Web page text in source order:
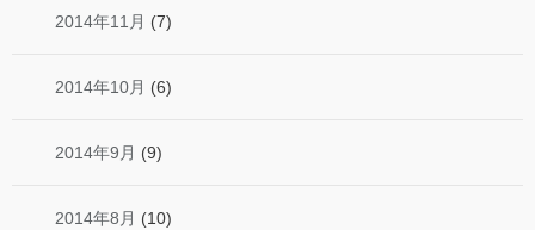
2014年11月 (7)
2014年10月 (6)
2014年9月 (9)
2014年8月 (10)